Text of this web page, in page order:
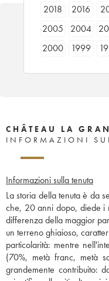
2018 2016
2005
2004
2000
1999
CHÂTEAU LA
INFORMAZIONI
Informazioni sulla tenuta
La storia della tenuta è da
che, 20 anni dopo, diede i
differenza della maggior
un terreno ghiaioso,
particolarità: mentre
(70%, metà franc, metà
grandemente contribuito: